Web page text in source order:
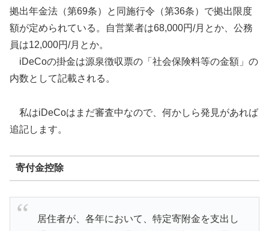
拠出年金法（第69条）と同施行令（第36条）で拠出限度
額が定められている。自営業者は68,000円/月とか、公務
員は12,000円/月とか。
iDeCoの掛金は源泉徴収票の「社会保険料等の金額」の
内数として記載される。
私はiDeCoはまだ審査中なので、何かしら発見があれば
追記します。
寄付金控除
居住者が、各年において、特定寄附金を支出し